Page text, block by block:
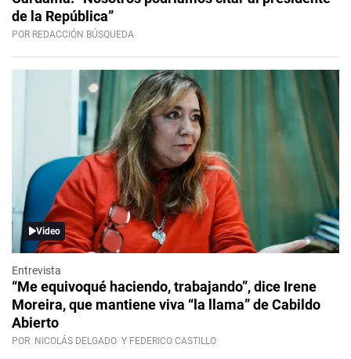
de la República”
POR REDACCIÓN BÚSQUEDA
Video
Entrevista
“Me equivoqué haciendo, trabajando”, dice Irene
Moreira, que mantiene viva “la llama” de Cabildo
Abierto
POR NICOLÁS DELGADO Y FEDERICO CASTILLO